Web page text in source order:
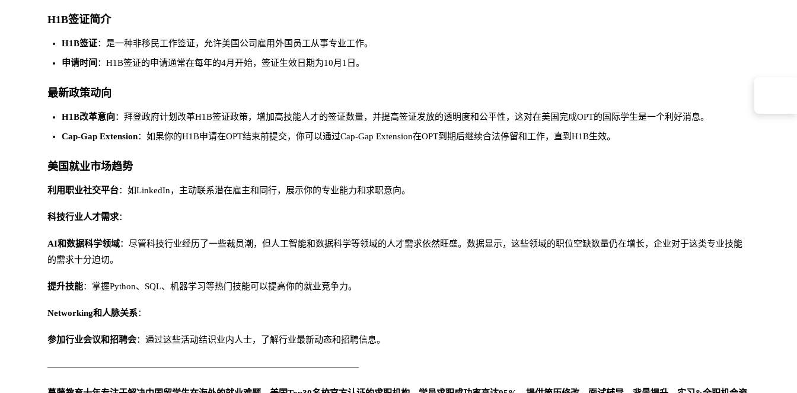
H1B签证简介
H1B签证：是一种非移民工作签证，允许美国公司雇用外国员工从事专业工作。
申请时间 ：H1B签证的申请通常在每年的4月开始，签证生效日期为10月1日。
最新政策动向
H1B改革意向：拜登政府计划改革H1B签证政策，增加高技能人才的签证数量，并提高签证发放的透明度和公平性，这对在美国完成OPT的国际学生是一个利好消息。
Cap-Gap Extension：如果你的H1B申请在OPT结束前提交，你可以通过Cap-Gap Extension在OPT到期后继续合法停留和工作，直到H1B生效。
美国就业市场趋势
利用职业社交平台：如LinkedIn，主动联系潜在雇主和同行，展示你的专业能力和求职意向。
科技行业人才需求：
AI和数据科学领域：尽管科技行业经历了一些裁员潮，但人工智能和数据科学等领域的人才需求依然旺盛。数据显示，这些领域的职位空缺数量仍在增长，企业对于这类专业技能
的需求十分迫切。
提升技能：掌握Python、SQL、机器学习等热门技能可以提高你的就业竞争力。
Networking和人脉关系：
参加行业会议和招聘会：通过这些活动结识业内人士，了解行业最新动态和招聘信息。
———————————————————————————————————